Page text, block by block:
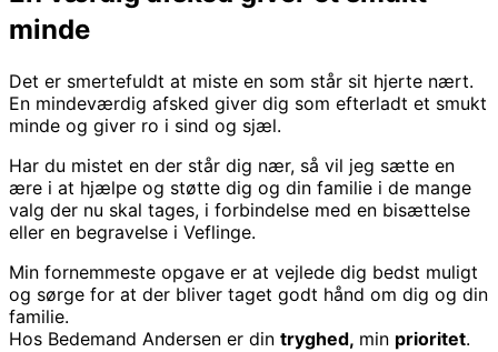
minde
Det er smertefuldt at miste en som står sit hjerte nært.
En mindeværdig afsked giver dig som efterladt et smukt
minde og giver ro i sind og sjæl.
Har du mistet en der står dig nær, så vil jeg sætte en
ære i at hjælpe og støtte dig og din familie i de mange
valg der nu skal tages, i forbindelse med en bisættelse
eller en begravelse i Veflinge.
Min fornemmeste opgave er at vejlede dig bedst muligt
og sørge for at der bliver taget godt hånd om dig og din
familie.
Hos Bedemand Andersen er din tryghed, min prioritet.